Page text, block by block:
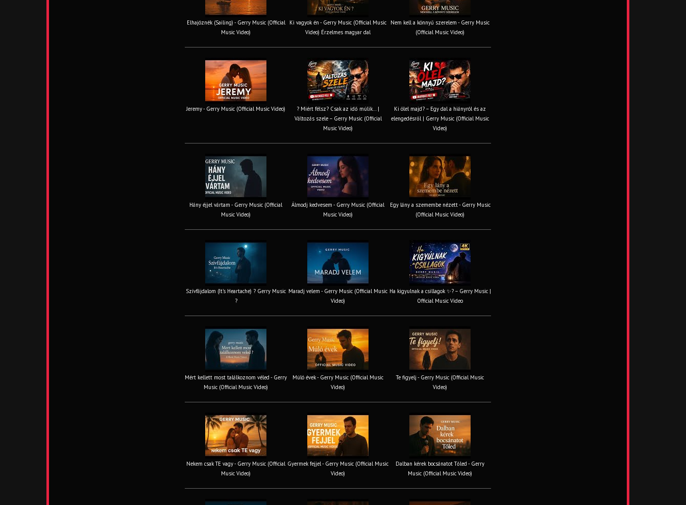
Elhajóznék (Sailing) - Gerry Music (Official
Music Video)
Ki vagyok én - Gerry Music (Official Music
Video) Érzelmes magyar dal
Nem kell a könnyű szerelem - Gerry Music
(Official Music Video)
Jeremy - Gerry Music (Official Music Video)
? Miért félsz? Csak az idő múlik… |
Változás szele – Gerry Music (Official
Music Video)
Ki ölel majd? – Egy dal a hiányról és az
elengedésről | Gerry Music (Official Music
Video)
Hány éjjel vártam - Gerry Music (Official
Music Video)
Álmodj kedvesem - Gerry Music (Official
Music Video)
Egy lány a szemembe nézett - Gerry Music
(Official Music Video)
Szívfájdalom (It’s Heartache) ? Gerry Music
?
Maradj velem - Gerry Music (Official Music
Video)
Ha kigyulnak a csillagok ✨? – Gerry Music |
Official Music Video
Mért kellett most találkoznom véled - Gerry
Music (Official Music Video)
Múló évek - Gerry Music (Official Music
Video)
Te figyelj - Gerry Music (Official Music
Video)
Nekem csak TE vagy - Gerry Music (Official
Music Video)
Gyermek fejjel - Gerry Music (Official Music
Video)
Dalban kérek bocsánatot Tőled - Gerry
Music (Official Music Video)